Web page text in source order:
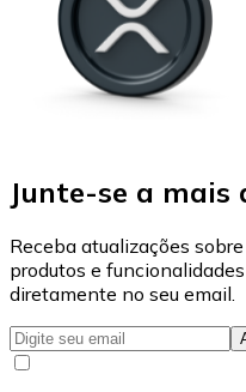
Junte-se a mais
Receba atualizações
produtos e
diretamente no seu email.